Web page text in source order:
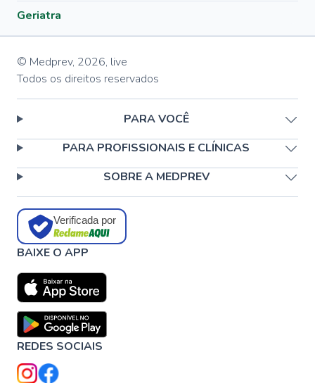
Geriatra
© Medprev, 2026, live
Todos os direitos reservados
PARA VOCÊ
PARA PROFISSIONAIS E CLÍNICAS
SOBRE A MEDPREV
Verificada por
BAIXE O APP
REDES SOCIAIS